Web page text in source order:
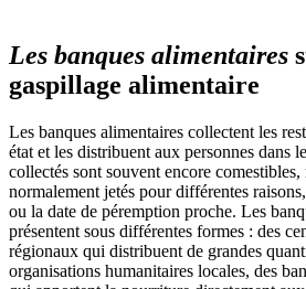
Les banques alimentaires
gaspillage alimentaire
Les banques alimentaires collectent les
état et les distribuent aux personnes dans
collectés sont souvent encore comestibles,
normalement jetés pour différentes
ou la date de péremption proche. Les
présentent sous différentes formes : des
régionaux qui distribuent de grandes
organisations humanitaires locales, des